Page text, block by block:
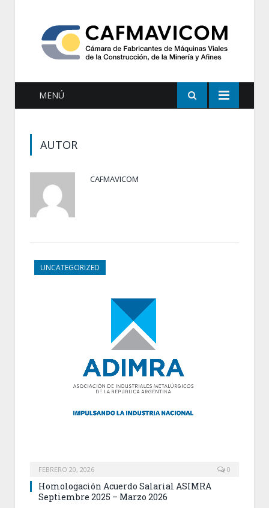
MENÚ
AUTOR
CAFMAVICOM
UNCATEGORIZED
FEBRERO 20, 2026 0
Homologación Acuerdo Salarial ASIMRA
Septiembre 2025 – Marzo 2026